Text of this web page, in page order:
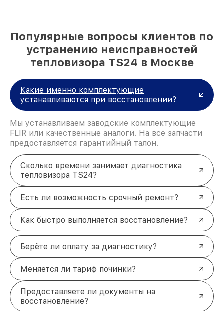
Популярные вопросы клиентов по
устранению неисправностей
тепловизора TS24 в Москве
Какие именно комплектующие
устанавливаются при восстановлении?
Мы устанавливаем заводские комплектующие
FLIR или качественные аналоги. На все запчасти
предоставляется гарантийный талон.
Сколько времени занимает диагностика
тепловизора TS24?
Есть ли возможность срочный ремонт?
Как быстро выполняется восстановление?
Берёте ли оплату за диагностику?
Меняется ли тариф починки?
Предоставляете ли документы на
восстановление?